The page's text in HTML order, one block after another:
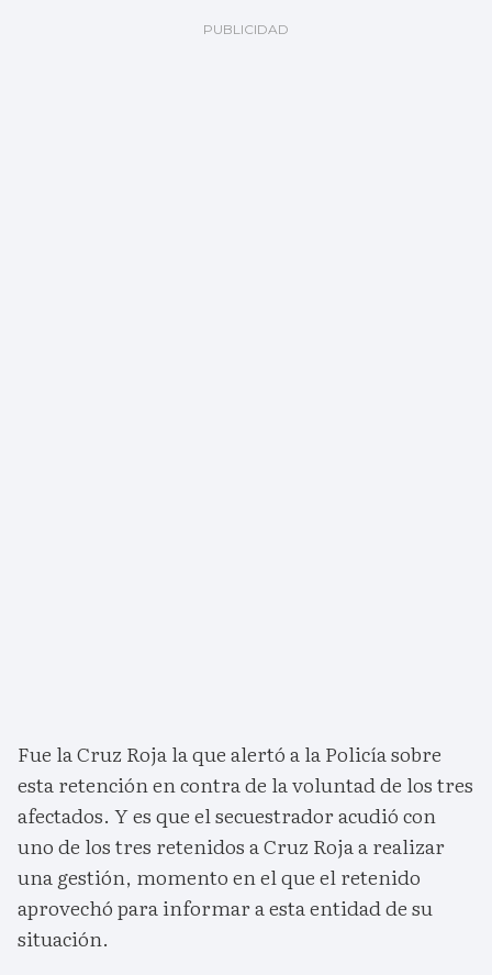
Fue la Cruz Roja la que alertó a la Policía sobre
esta retención en contra de la voluntad de los tres
afectados. Y es que el secuestrador acudió con
uno de los tres retenidos a Cruz Roja a realizar
una gestión, momento en el que el retenido
aprovechó para informar a esta entidad de su
situación.